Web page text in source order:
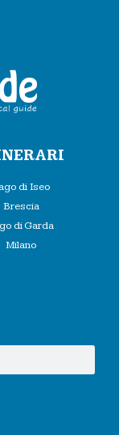
di Iseo
Brescia
di Garda
Milano